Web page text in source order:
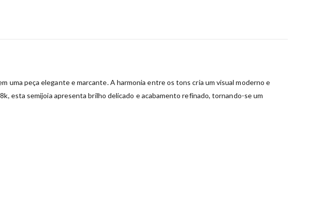
uma peça elegante e marcante. A harmonia entre os tons cria um visual moderno e
esta semijoia apresenta brilho delicado e acabamento refinado, tornando-se um